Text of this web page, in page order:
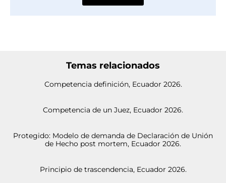
Temas relacionados
Competencia definición, Ecuador 2026.
Competencia de un Juez, Ecuador 2026.
Protegido: Modelo de demanda de Declaración de Unión
de Hecho post mortem, Ecuador 2026.
Principio de trascendencia, Ecuador 2026.